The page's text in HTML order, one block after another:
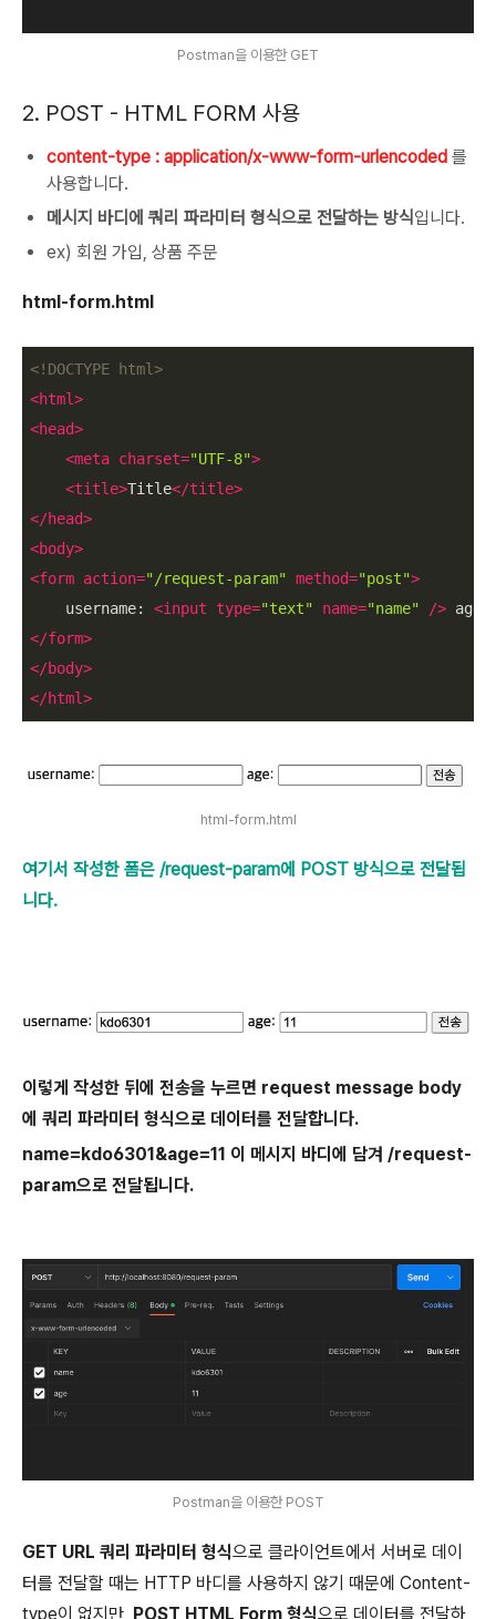
Postman을 이용한 GET
2. POST - HTML FORM 사용
content-type : application/x-www-form-urlencoded 를
사용합니다.
메시지 바디에 쿼리 파라미터 형식으로 전달하는 방식 입니다.
ex) 회원 가입, 상품 주문
html-form.html
<!DOCTYPE html>
<html>
<head>
<meta charset="UTF-8">
<title>Title</title>
</head>
<body>
<form action="/request-param" method="post">
    username:
<input type="text" name="name" />
</form>
</body>
</html>
html-form.html
여기서 작성한 폼은 /request-param에 POST 방식으로 전달됩
니다.
이렇게 작성한 뒤에 전송을 누르면 request message body
에 쿼리 파라미터 형식으로 데이터를 전달합니다.
name=kdo6301&age=11 이 메시지 바디에 담겨 /request-
param으로 전달됩니다.
Postman을 이용한 POST
GET URL 쿼리 파라미터 형식으로 클라이언트에서 서버로 데이
터를 전달할 때는 HTTP 바디를 사용하지 않기 때문에 Content-
type이 없지만, POST HTML Form 형식으로 데이터를 전달하